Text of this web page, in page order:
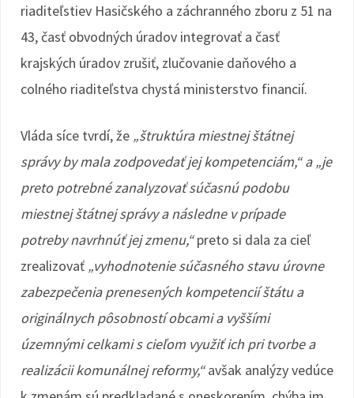
riaditeľstiev Hasičského a záchranného zboru z 51 na
43, časť obvodných úradov integrovať a časť
krajských úradov zrušiť, zlučovanie daňového a
colného riaditeľstva chystá ministerstvo financií.
Vláda síce tvrdí, že „štruktúra miestnej štátnej
správy by mala zodpovedať jej kompetenciám,“ a „je
preto potrebné zanalyzovať súčasnú podobu
miestnej štátnej správy a následne v prípade
potreby navrhnúť jej zmenu,“preto si dala za cieľ
zrealizovať „vyhodnotenie súčasného stavu úrovne
zabezpečenia prenesených kompetencií štátu a
originálnych pôsobností obcami a vyššími
územnými celkami s cieľom využiť ich pri tvorbe a
realizácii komunálnej reformy,“avšak analýzy vedúce